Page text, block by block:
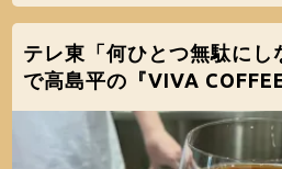
テレ東「何ひとつ無駄にし
で高島平の『VIVA